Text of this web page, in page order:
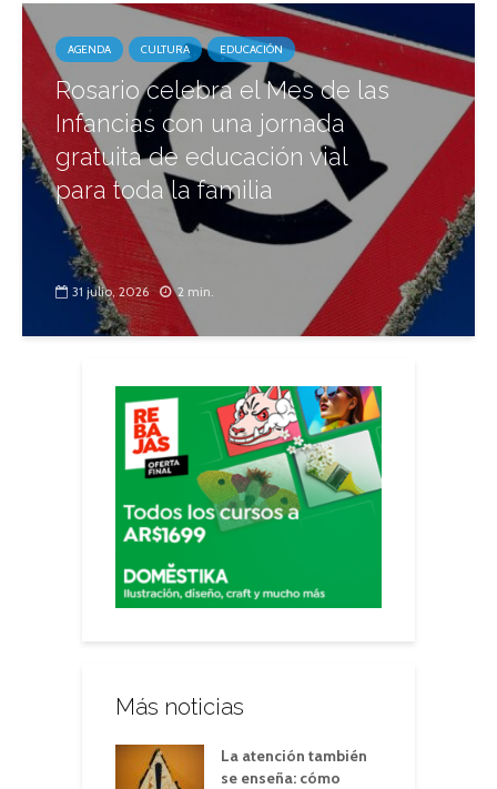
AGENDA CULTURA EDUCACIÓN
Rosario celebra el Mes de las
Infancias con una jornada
gratuita de educación vial
para toda la familia
31 julio, 2026 2 min.
Más noticias
La atención también
se enseña: cómo